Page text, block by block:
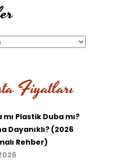
Fiyatları
Plastik Duba mı?
Dayanıklı? (2026
Rehber)